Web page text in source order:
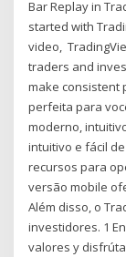
Bar Replay in
started with
video,
traders and
make consistent
perfeita para
moderno,
intuitivo e fácil
recursos para
versão mobile
Além disso, o
investidores. 1
valores y